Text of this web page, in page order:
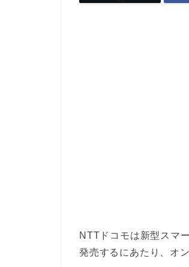
NTTドコモは新型スマ
発売するにあたり、オ